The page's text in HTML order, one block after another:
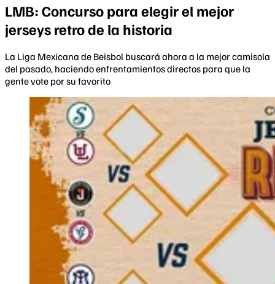
LMB: Concurso para elegir el mejor
jerseys retro de la historia
La Liga Mexicana de Beisbol buscará ahora a la mejor camisola
del pasado, haciendo enfrentamientos directos para que la
gente vote por su favorito